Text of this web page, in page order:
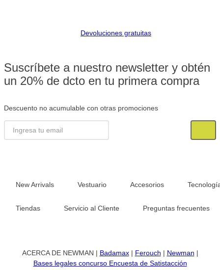
Devoluciones gratuitas
Suscríbete a nuestro newsletter y obtén
un 20% de dcto en tu primera compra
Descuento no acumulable con otras promociones
New Arrivals Vestuario Accesorios
Tiendas Servicio al Cliente Preguntas frecuentes
ACERCA DE NEWMAN | Badamax| Ferouch | Newman |
Bases legales concurso Encuesta de Satistacción